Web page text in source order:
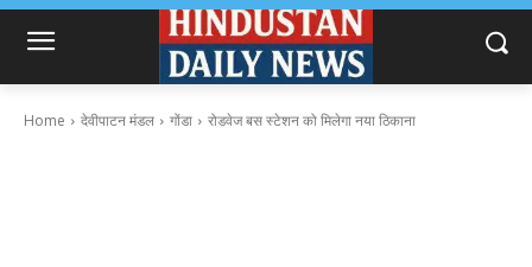
Home देवीपाटन मंडल गोंडा रोडवेज बस स्टेशन को मिलेगा नया ठिकाना